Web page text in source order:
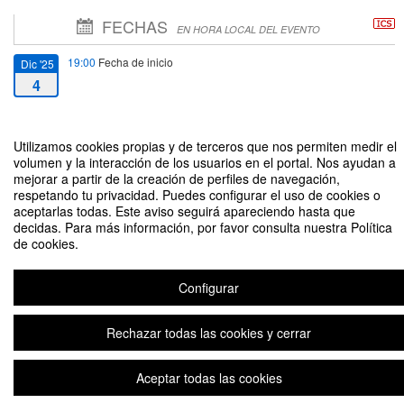
Utilizamos cookies propias y de terceros que nos permiten medir el
volumen y la interacción de los usuarios en el portal. Nos ayudan a
mejorar a partir de la creación de perfiles de navegación,
respetando tu privacidad. Puedes configurar el uso de cookies o
aceptarlas todas. Este aviso seguirá apareciendo hasta que
decidas. Para más información, por favor consulta nuestra Política
de cookies.
Configurar
Rechazar todas las cookies y cerrar
Aceptar todas las cookies
FECHAS EN HORA LOCAL DEL EVENTO
Dic '25
4
19:00 Fecha de inicio
4
Inauguración exposición “Bandada somos todos” de Ximena García
Contacto
Plataforma de organización de eventos Symposium